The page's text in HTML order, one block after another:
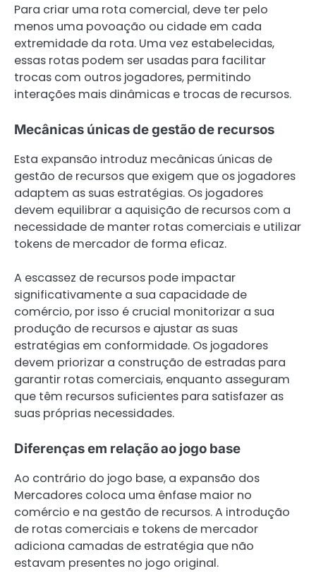
Para criar uma rota comercial, deve ter pelo
menos uma povoação ou cidade em cada
extremidade da rota. Uma vez estabelecidas,
essas rotas podem ser usadas para facilitar
trocas com outros jogadores, permitindo
interações mais dinâmicas e trocas de recursos.
Mecânicas únicas de gestão de recursos
Esta expansão introduz mecânicas únicas de
gestão de recursos que exigem que os jogadores
adaptem as suas estratégias. Os jogadores
devem equilibrar a aquisição de recursos com a
necessidade de manter rotas comerciais e utilizar
tokens de mercador de forma eficaz.
A escassez de recursos pode impactar
significativamente a sua capacidade de
comércio, por isso é crucial monitorizar a sua
produção de recursos e ajustar as suas
estratégias em conformidade. Os jogadores
devem priorizar a construção de estradas para
garantir rotas comerciais, enquanto asseguram
que têm recursos suficientes para satisfazer as
suas próprias necessidades.
Diferenças em relação ao jogo base
Ao contrário do jogo base, a expansão dos
Mercadores coloca uma ênfase maior no
comércio e na gestão de recursos. A introdução
de rotas comerciais e tokens de mercador
adiciona camadas de estratégia que não
estavam presentes no jogo original.